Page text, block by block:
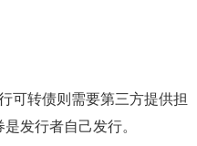
可转债则需要第三方提供担
发行者自己发行。